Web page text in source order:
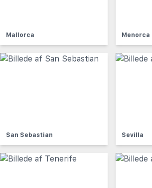
Mallorca Menorca
San Sebastian Sevilla